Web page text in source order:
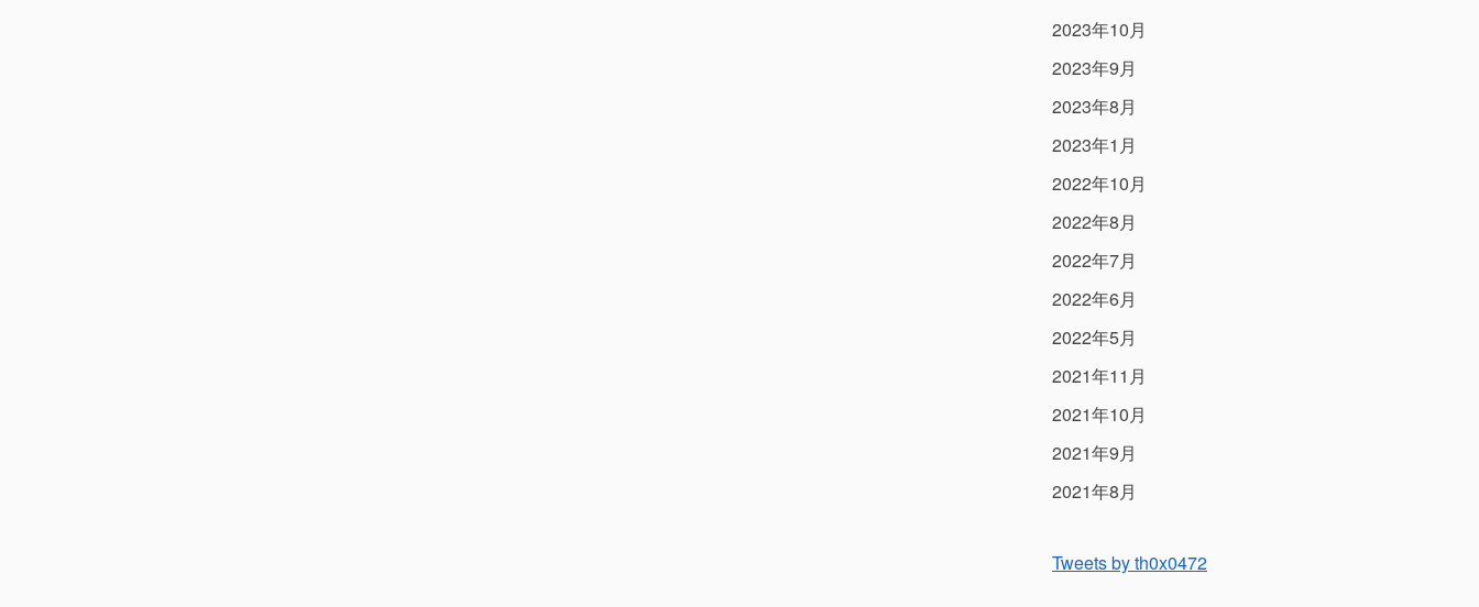
2023年10月
2023年9月
2023年8月
2023年1月
2022年10月
2022年8月
2022年7月
2022年6月
2022年5月
2021年11月
2021年10月
2021年9月
2021年8月
Tweets by th0x0472